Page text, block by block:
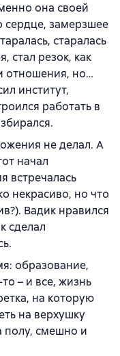
она своей
сердце, замерзшее
старалась
стал резок, как
отношения, но…
институт,
работать в
не делал. А
начал
встречалась
некрасиво, но что
Вадик нравился
сделал
образование,
– и все, жизнь
на которую
на верхушку
полу, смешно и